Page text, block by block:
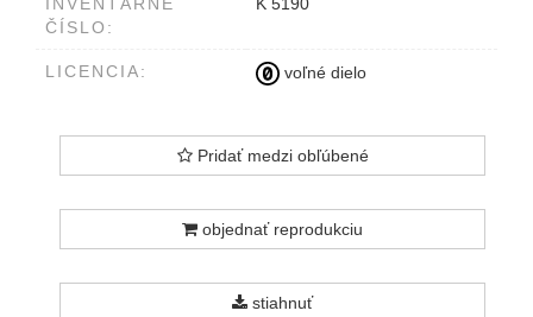
INVENTÁRNE
ČÍSLO:
K 5190
LICENCIA: voľné dielo
Pridať medzi obľúbené
objednať reprodukciu
stiahnuť